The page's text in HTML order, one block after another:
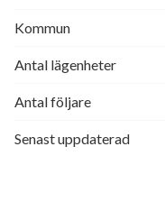
Kommun
Antal lägenheter
Antal följare
Senast uppdaterad